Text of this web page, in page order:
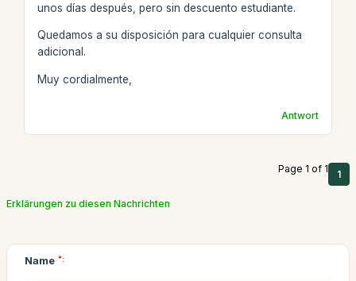
unos días después, pero sin descuento estudiante.
Quedamos a su disposición para cualquier consulta
adicional.
Muy cordialmente,
Antwort
Page 1 of 1 1
Erklärungen zu diesen Nachrichten
Name *: